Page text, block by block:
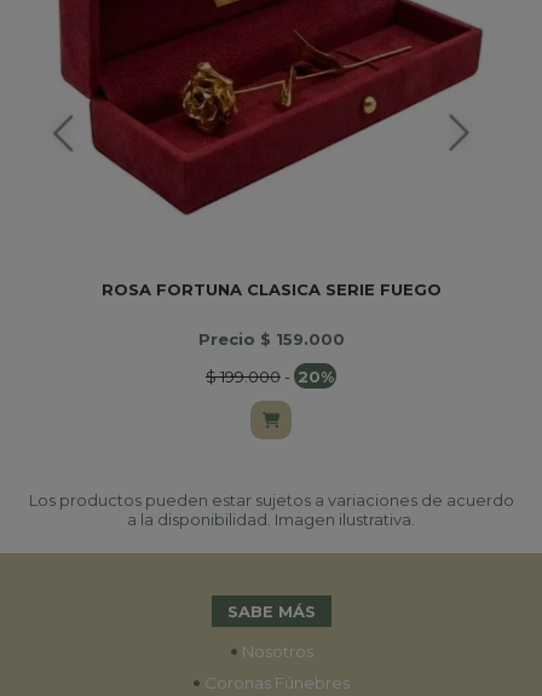
ROSA FORTUNA CLASICA SERIE FUEGO
Precio $ 159.000
$ 199.000- 20%
Los productos pueden estar sujetos a variaciones de acuerdo
a la disponibilidad. Imagen ilustrativa.
SABE MÁS
• Nosotros
• Coronas Fúnebres